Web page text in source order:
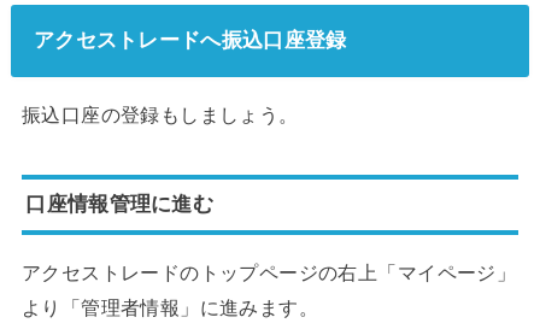
アクセストレードへ振込口座登録
振込口座の登録もしましょう。
口座情報管理に進む
アクセストレードのトップページの右上「マイページ」
より「管理者情報」に進みます。